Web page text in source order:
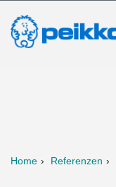
Home Referenzen